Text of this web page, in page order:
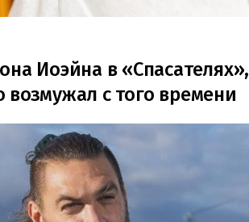
Иоэйна в «Спасателях»,
возмужал с того времени